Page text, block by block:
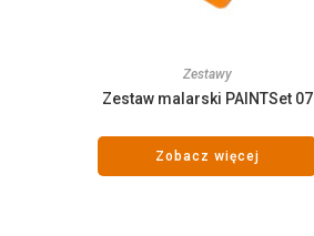
Zestawy
Zestaw malarski PAINTSet 07
Zobacz więcej